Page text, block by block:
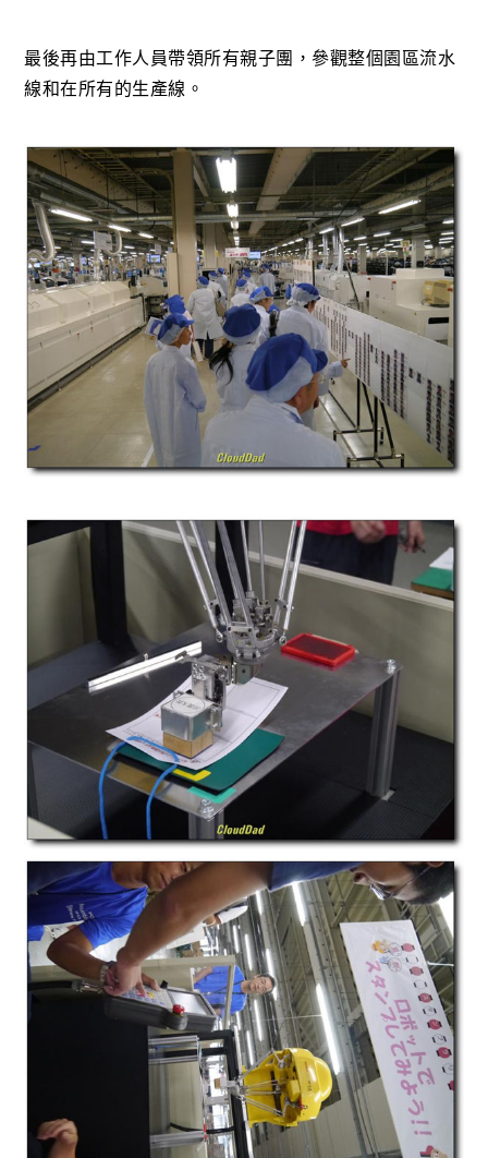
最後再由工作人員帶領所有親子團，參觀整個園區流水
線和在所有的生產線。